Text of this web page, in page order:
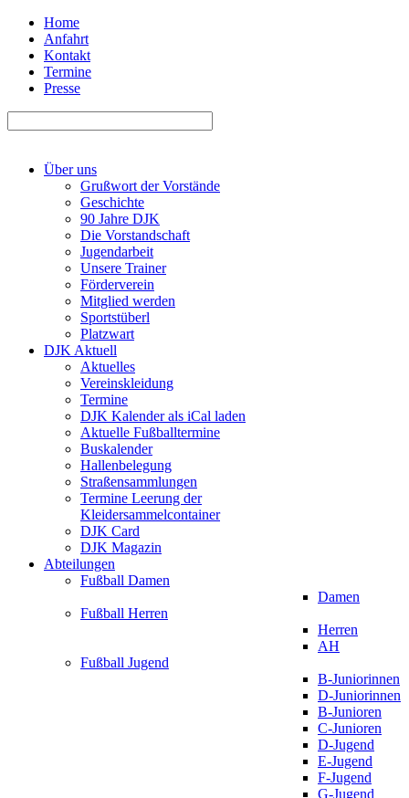
Home
Anfahrt
Kontakt
Termine
Presse
Über uns
Grußwort der Vorstände
Geschichte
90 Jahre DJK
Die Vorstandschaft
Jugendarbeit
Unsere Trainer
Förderverein
Mitglied werden
Sportstüberl
Platzwart
DJK Aktuell
Aktuelles
Vereinskleidung
Termine
DJK Kalender als iCal laden
Aktuelle Fußballtermine
Buskalender
Hallenbelegung
Straßensammlungen
Termine Leerung der
Kleidersammelcontainer
DJK Card
DJK Magazin
Abteilungen
Fußball Damen
Damen
Fußball Herren
Herren
AH
Fußball Jugend
B-Juniorinnen
D-Juniorinnen
B-Junioren
C-Junioren
D-Jugend
E-Jugend
F-Jugend
G-Jugend